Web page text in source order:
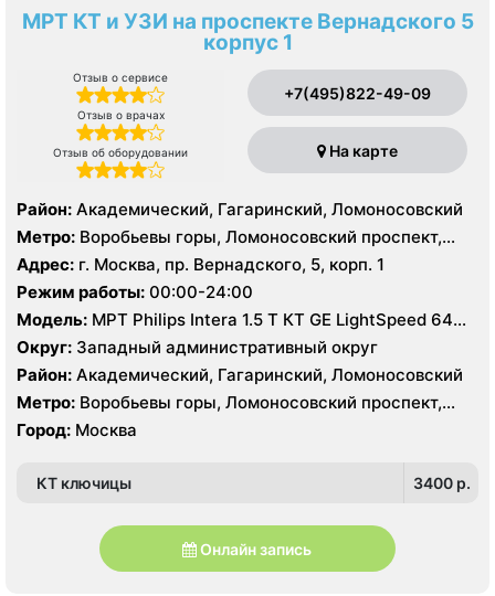
МРТ КТ и УЗИ на проспекте Вернадского 5
корпус 1
Отзыв о сервисе
Отзыв о врачах
Отзыв об оборудовании
+7(495)822-49-09
На карте
Район: Академический, Гагаринский, Ломоносовский
Метро: Воробьевы горы, Ломоносовский проспект,
Университет
Адрес:
г. Москва, пр. Вернадского, 5, корп. 1
Режим работы: 00:00-24:00
Модель: МРТ Philips Intera 1.5 T КТ GE LightSpeed 64
среза, УЗИ Philips HD15
Округ: Западный административный округ
Район: Академический, Гагаринский, Ломоносовский
Метро: Воробьевы горы, Ломоносовский проспект,
Университет
Город: Москва
КТ ключицы 3400 p.
Онлайн запись